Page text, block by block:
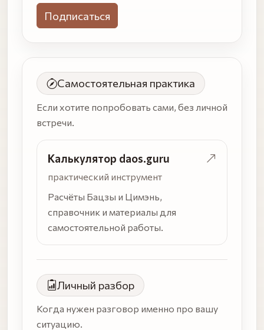
Самостоятельная практика
Если хотите попробовать сами, без личной
встречи.
Калькулятор daos.guru
практический инструмент
Расчёты Бацзы и Цимэнь,
справочник и материалы для
самостоятельной работы.
Личный разбор
Когда нужен разговор именно про вашу
ситуацию.